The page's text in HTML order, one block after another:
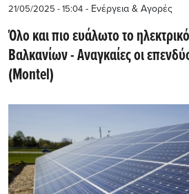
21/05/2025 - 15:04 - Ενέργεια & Αγορές
Όλο και πιο ευάλωτο το
Βαλκανίων - Αναγκαίες οι
(Montel)